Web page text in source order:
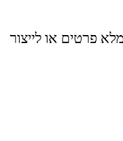
פרטים או לייצור